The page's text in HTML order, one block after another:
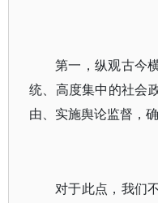
第一，纵观古今
统、高度集中的社会
由、实施舆论监督，
对于此点，我们